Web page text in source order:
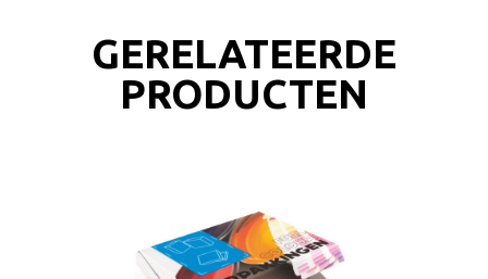
GERELATEERDE
PRODUCTEN